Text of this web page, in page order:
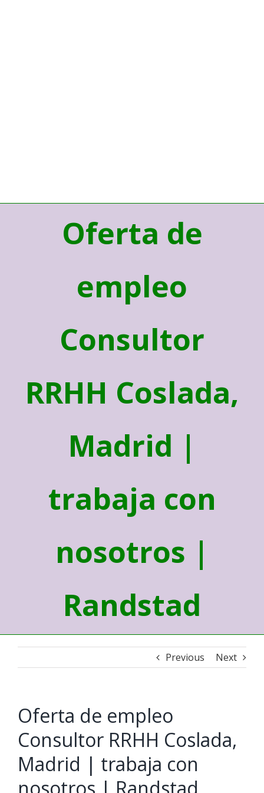
Oferta de
empleo
Consultor
RRHH Coslada,
Madrid |
trabaja con
nosotros |
Randstad
Previous Next
Oferta de empleo
Consultor RRHH Coslada,
Madrid | trabaja con
nosotros | Randstad